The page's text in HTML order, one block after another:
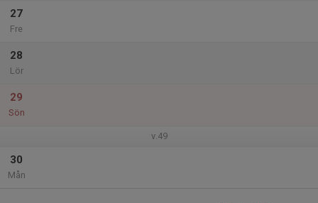
27
Fre
28
Lör
29
Sön
v.49
30
Mån